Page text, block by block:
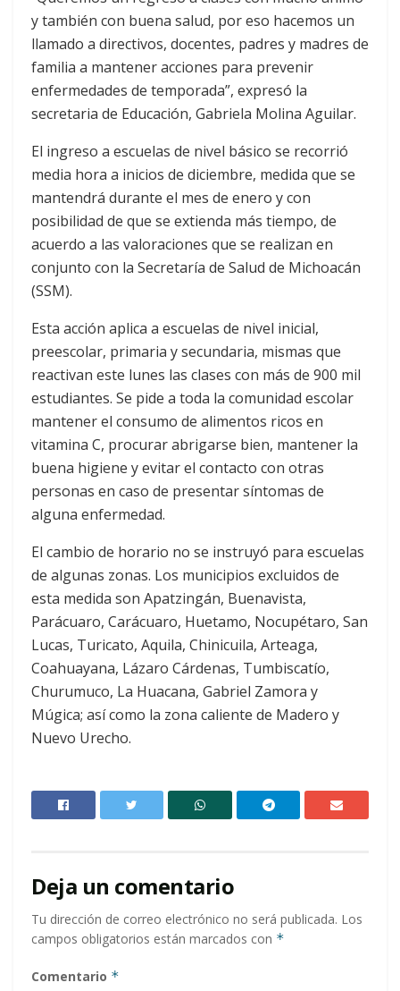
y también con buena salud, por eso hacemos un
llamado a directivos, docentes, padres y madres de
familia a mantener acciones para prevenir
enfermedades de temporada”, expresó la
secretaria de Educación, Gabriela Molina Aguilar.
El ingreso a escuelas de nivel básico se recorrió
media hora a inicios de diciembre, medida que se
mantendrá durante el mes de enero y con
posibilidad de que se extienda más tiempo, de
acuerdo a las valoraciones que se realizan en
conjunto con la Secretaría de Salud de Michoacán
(SSM).
Esta acción aplica a escuelas de nivel inicial,
preescolar, primaria y secundaria, mismas que
reactivan este lunes las clases con más de 900 mil
estudiantes. Se pide a toda la comunidad escolar
mantener el consumo de alimentos ricos en
vitamina C, procurar abrigarse bien, mantener la
buena higiene y evitar el contacto con otras
personas en caso de presentar síntomas de
alguna enfermedad.
El cambio de horario no se instruyó para escuelas
de algunas zonas. Los municipios excluidos de
esta medida son Apatzingán, Buenavista,
Parácuaro, Carácuaro, Huetamo, Nocupétaro, San
Lucas, Turicato, Aquila, Chinicuila, Arteaga,
Coahuayana, Lázaro Cárdenas, Tumbiscatío,
Churumuco, La Huacana, Gabriel Zamora y
Múgica; así como la zona caliente de Madero y
Nuevo Urecho.
Deja un comentario
Tu dirección de correo electrónico no será publicada. Los
campos obligatorios están marcados con *
Comentario *